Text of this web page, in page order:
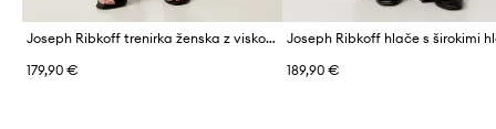
Joseph Ribkoff trenirka ženska z viskozo
179,90 €
189,90 €